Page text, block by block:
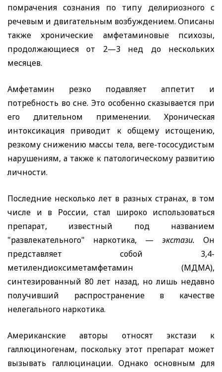
помрачения сознания по типу делириозного с
речевым и двигательным возбуждением. Описаны
также хронические амфетаминовые психозы,
продолжающиеся от 2—3 нед до нескольких
месяцев.
Амфетамин резко подавляет аппетит и
потребность во сне. Это особенно сказывается при
его длительном применении. Хроническая
интоксикация приводит к общему истощению,
резкому снижению массы тела, веге-тососудистым
нарушениям, а также к патологическому развитию
личности.
Последние несколько лет в разных странах, в том
числе и в России, стал широко использоваться
препарат, известный под названием
"развлекательного" наркотика, — экстази. Он
представляет собой 3,4-
метилендиоксиметамфетамин (МДМА),
синтезированный 80 лет назад, но лишь недавно
получивший распространение в качестве
нелегального наркотика.
Американские авторы относят экстази к
галлюциногенам, поскольку этот препарат может
вызывать галлюцинации. Однако основным для